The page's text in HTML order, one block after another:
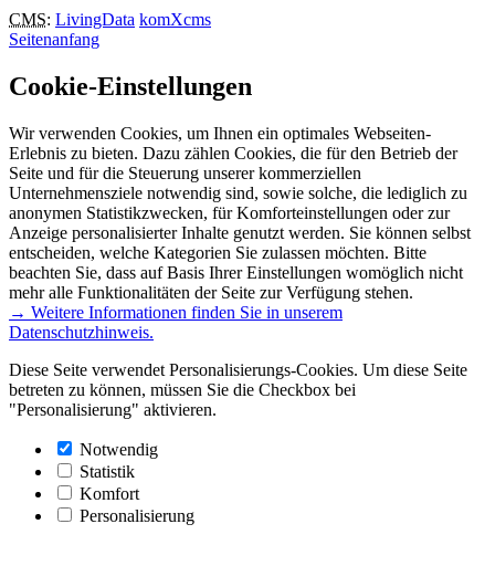
CMS: LivingData komXcms
Seitenanfang
Cookie-Einstellungen
Wir verwenden Cookies, um Ihnen ein optimales Webseiten-
Erlebnis zu bieten. Dazu zählen Cookies, die für den Betrieb der
Seite und für die Steuerung unserer kommerziellen
Unternehmensziele notwendig sind, sowie solche, die lediglich zu
anonymen Statistikzwecken, für Komforteinstellungen oder zur
Anzeige personalisierter Inhalte genutzt werden. Sie können selbst
entscheiden, welche Kategorien Sie zulassen möchten. Bitte
beachten Sie, dass auf Basis Ihrer Einstellungen womöglich nicht
mehr alle Funktionalitäten der Seite zur Verfügung stehen.
→ Weitere Informationen finden Sie in unserem
Datenschutzhinweis.
Diese Seite verwendet Personalisierungs-Cookies. Um diese Seite
betreten zu können, müssen Sie die Checkbox bei
"Personalisierung" aktivieren.
Notwendig
Statistik
Komfort
Personalisierung